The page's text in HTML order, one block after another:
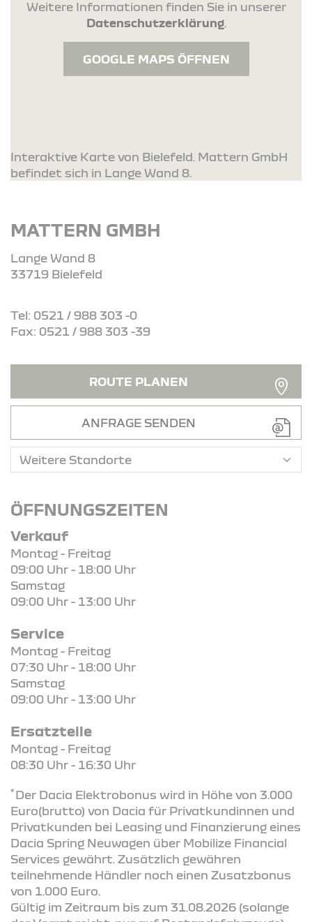
Weitere Informationen finden Sie in unserer
Datenschutzerklärung.
GOOGLE MAPS ÖFFNEN
Interaktive Karte von Bielefeld. Mattern GmbH
befindet sich in Lange Wand 8.
MATTERN GMBH
Lange Wand 8
33719 Bielefeld
Tel: 0521 / 988 303 -0
Fax: 0521 / 988 303 -39
ROUTE PLANEN
ANFRAGE SENDEN
ÖFFNUNGSZEITEN
Verkauf
Montag - Freitag
09:00 Uhr - 18:00 Uhr
Samstag
09:00 Uhr - 13:00 Uhr
Service
Montag - Freitag
07:30 Uhr - 18:00 Uhr
Samstag
09:00 Uhr - 13:00 Uhr
Ersatzteile
Montag - Freitag
08:30 Uhr - 16:30 Uhr
* Der Dacia Elektrobonus wird in Höhe von 3.000
Euro(brutto) von Dacia für Privatkundinnen und
Privatkunden bei Leasing und Finanzierung eines
Dacia Spring Neuwagen über Mobilize Financial
Services gewährt. Zusätzlich gewähren
teilnehmende Händler noch einen Zusatzbonus
von 1.000 Euro.
Gültig im Zeitraum bis zum 31.08.2026 (solange